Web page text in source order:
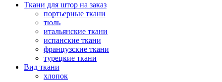
Ткани для штор на заказ
портьерные ткани
тюль
итальянские ткани
испанские ткани
французские ткани
турецкие ткани
Вид ткани
хлопок